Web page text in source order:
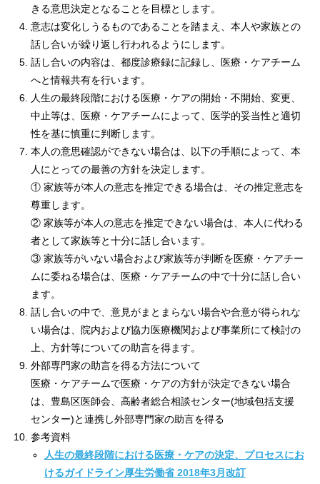
きる意思決定となることを目標とします。
意志は変化しうるものであることを踏まえ、本人や家族との
話し合いが繰り返し行われるようにします。
話し合いの内容は、都度診療録に記録し、医療・ケアチーム
へと情報共有を行います。
人生の最終段階における医療・ケアの開始・不開始、変更、
中止等は、医療・ケアチームによって、医学的妥当性と適切
性を基に慎重に判断します。
本人の意思確認ができない場合は、以下の手順によって、本
人にとっての最善の方針を決定します。
① 家族等が本人の意志を推定できる場合は、その推定意志を
尊重します。
② 家族等が本人の意志を推定できない場合は、本人に代わる
者として家族等と十分に話し合います。
③ 家族等がいない場合および家族等が判断を医療・ケアチー
ムに委ねる場合は、医療・ケアチームの中で十分に話し合い
ます。
話し合いの中で、意見がまとまらない場合や合意が得られな
い場合は、院内および協力医療機関および事業所にて検討の
上、方針等についての助言を得ます。
外部専門家の助言を得る方法について
医療・ケアチームで医療・ケアの方針が決定できない場合
は、豊島区医師会、高齢者総合相談センター(地域包括支援
センター)と連携し外部専門家の助言を得る
参考資料
人生の最終段階における医療・ケアの決定、プロセスにお
けるガイドライン厚生労働省 2018年3月改訂